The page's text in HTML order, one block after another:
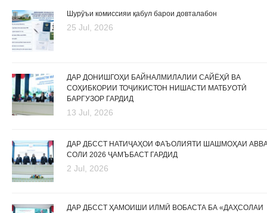
Шурӯъи комиссияи қабул барои довталабон
25 Jul, 2026
ДАР ДОНИШГОҲИ БАЙНАЛМИЛАЛИИ САЙЁҲӢ ВА
СОҲИБКОРИИ ТОҶИКИСТОН НИШАСТИ МАТБУОТӢ
БАРГУЗОР ГАРДИД
13 Jul, 2026
ДАР ДБССТ НАТИҶАҲОИ ФАЪОЛИЯТИ ШАШМОҲАИ
СОЛИ 2026 ҶАМЪБАСТ ГАРДИД
2 Jul, 2026
ДАР ДБССТ ҲАМОИШИ ИЛМӢ ВОБАСТА БА «ДАҲСОЛАИ